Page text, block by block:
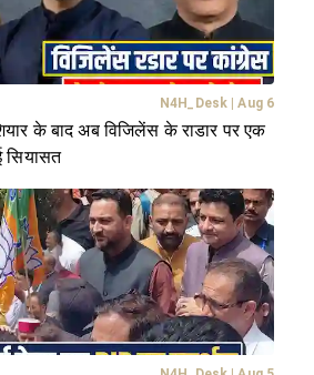
N4H_Desk Aug 6
के बाद अब विजिलेंस के राडार पर एक
सियासत